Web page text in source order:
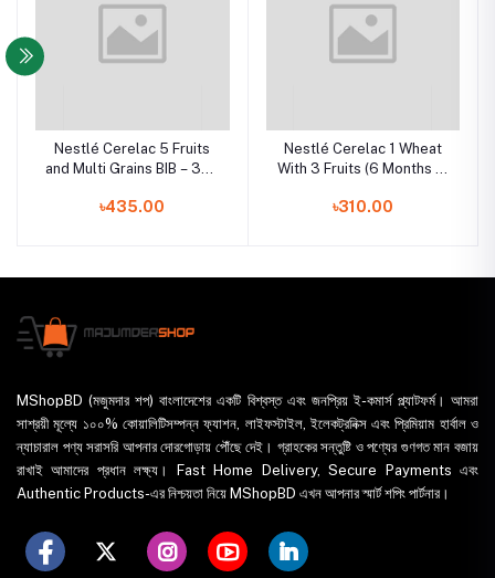
Nestlé Cerelac 5 Fruits
and Multi Grains BIB – 350
৳435.00
Nestlé Cerelac 1 Wheat
With 3 Fruits (6 Months +)
৳310.00
MShopBD (মজুমদার শপ) বাংলাদেশের একটি বিশ্বস্ত এবং জনপ্রিয় ই-কমার্স প্ল্যাটফর্ম। আমরা
সাশ্রয়ী মূল্যে ১০০% কোয়ালিটিসম্পন্ন ফ্যাশন, লাইফস্টাইল, ইলেকট্রনিক্স এবং প্রিমিয়াম হার্বাল ও
ন্যাচারাল পণ্য সরাসরি আপনার দোরগোড়ায় পৌঁছে দেই। গ্রাহকের সন্তুষ্টি ও পণ্যের গুণগত মান বজায়
রাখাই আমাদের প্রধান লক্ষ্য। Fast Home Delivery, Secure Payments এবং
Authentic Products-এর নিশ্চয়তা নিয়ে MShopBD এখন আপনার স্মার্ট শপিং পার্টনার।